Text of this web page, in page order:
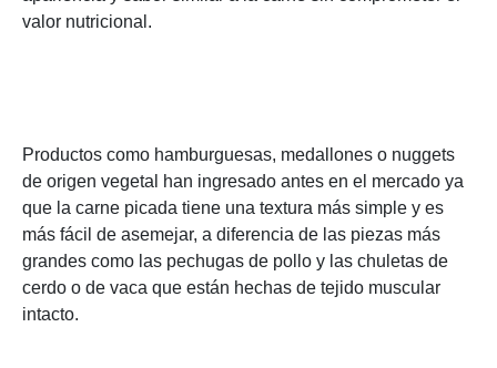
valor nutricional.
Productos como hamburguesas, medallones o nuggets
de origen vegetal han ingresado antes en el mercado ya
que la carne picada tiene una textura más simple y es
más fácil de asemejar, a diferencia de las piezas más
grandes como las pechugas de pollo y las chuletas de
cerdo o de vaca que están hechas de tejido muscular
intacto.